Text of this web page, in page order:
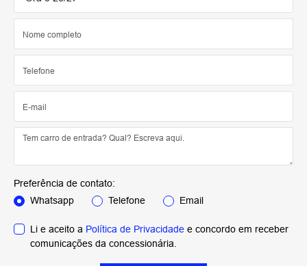
Preferência de contato:
Whatsapp
Telefone Email
Li e aceito a Política de Privacidade e concordo em receber
comunicações da concessionária.